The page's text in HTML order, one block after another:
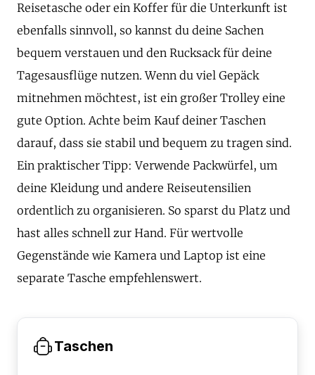
Reisetasche oder ein Koffer für die Unterkunft ist
ebenfalls sinnvoll, so kannst du deine Sachen
bequem verstauen und den Rucksack für deine
Tagesausflüge nutzen. Wenn du viel Gepäck
mitnehmen möchtest, ist ein großer Trolley eine
gute Option. Achte beim Kauf deiner Taschen
darauf, dass sie stabil und bequem zu tragen sind.
Ein praktischer Tipp: Verwende Packwürfel, um
deine Kleidung und andere Reiseutensilien
ordentlich zu organisieren. So sparst du Platz und
hast alles schnell zur Hand. Für wertvolle
Gegenstände wie Kamera und Laptop ist eine
separate Tasche empfehlenswert.
Taschen